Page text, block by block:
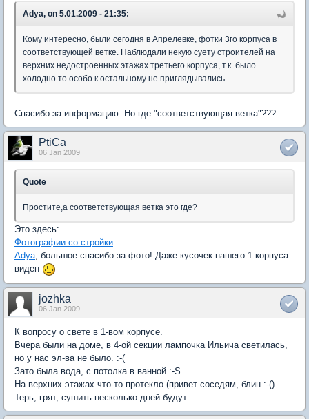
Adya, on 5.01.2009 - 21:35:
Кому интересно, были сегодня в Апрелевке, фотки 3го корпуса в
соответствующей ветке. Наблюдали некую суету строителей на
верхних недостроенных этажах третьего корпуса, т.к. было
холодно то особо к остальному не приглядывались.
Спасибо за информацию. Но где "соответствующая ветка"???
PtiCa
06 Jan 2009
Quote
Простите,а соответствующая ветка это где?
Это здесь:
Фотографии со стройки
Adya, большое спасибо за фото! Даже кусочек нашего 1 корпуса
виден
jozhka
06 Jan 2009
К вопросу о свете в 1-вом корпусе.
Вчера были на доме, в 4-ой секции лампочка Ильича светилась,
но у нас эл-ва не было. :-(
Зато была вода, с потолка в ванной :-S
На верхних этажах что-то протекло (привет соседям, блин :-()
Терь, грят, сушить несколько дней будут..